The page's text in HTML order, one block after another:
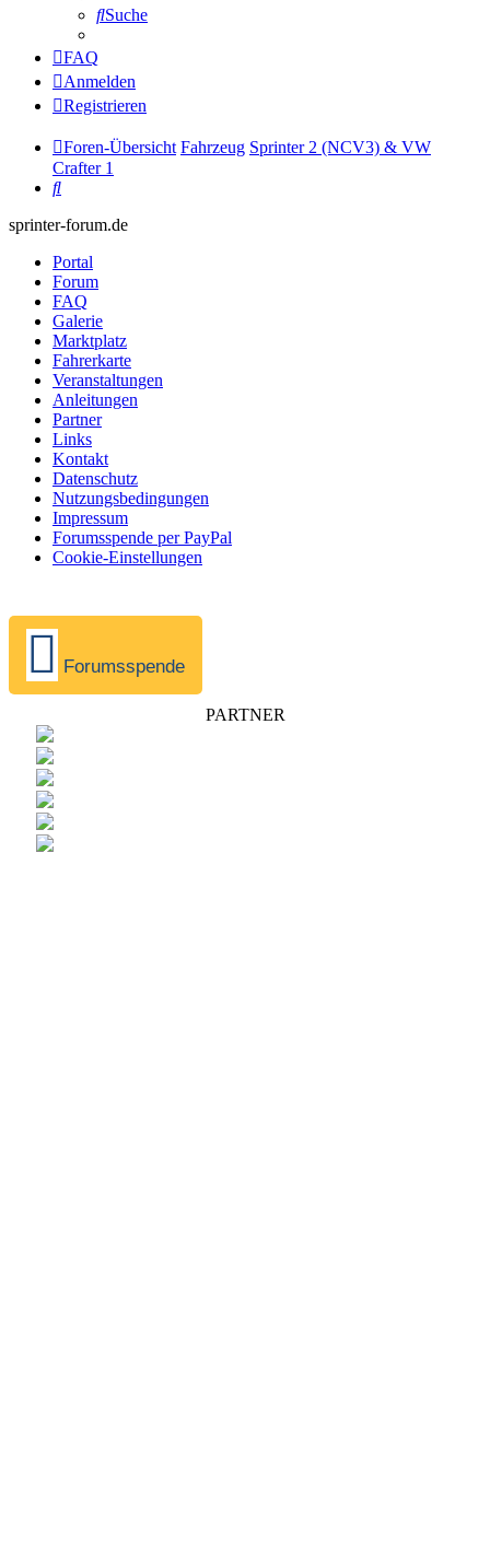
Suche
FAQ
Anmelden
Registrieren
Foren-Übersicht Fahrzeug Sprinter 2 (NCV3) & VW
Crafter 1
Suche
sprinter-forum.de
Portal
Forum
FAQ
Galerie
Marktplatz
Fahrerkarte
Veranstaltungen
Anleitungen
Partner
Links
Kontakt
Datenschutz
Nutzungsbedingungen
Impressum
Forumsspende per PayPal
Cookie-Einstellungen
Forumsspende
PARTNER